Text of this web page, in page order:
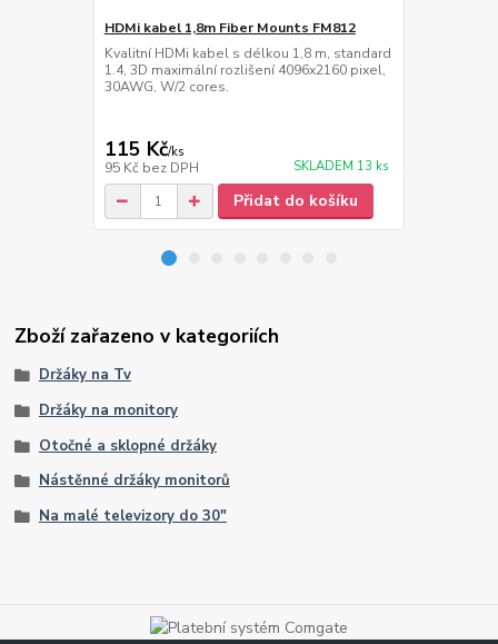
HDMi kabel 1,8m Fiber Mounts FM812
Kvalitní HDMi kabel s délkou 1,8 m, standard
1.4, 3D maximální rozlišení 4096x2160 pixel,
30AWG, W/2 cores.
115 Kč/ks
95 Kč bez DPH SKLADEM 13 ks
Přidat do košíku
Zboží zařazeno v kategoriích
Držáky na Tv
Držáky na monitory
Otočné a sklopné držáky
Nástěnné držáky monitorů
Na malé televizory do 30"